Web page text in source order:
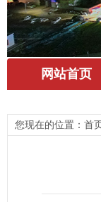
您现在的位置： 首